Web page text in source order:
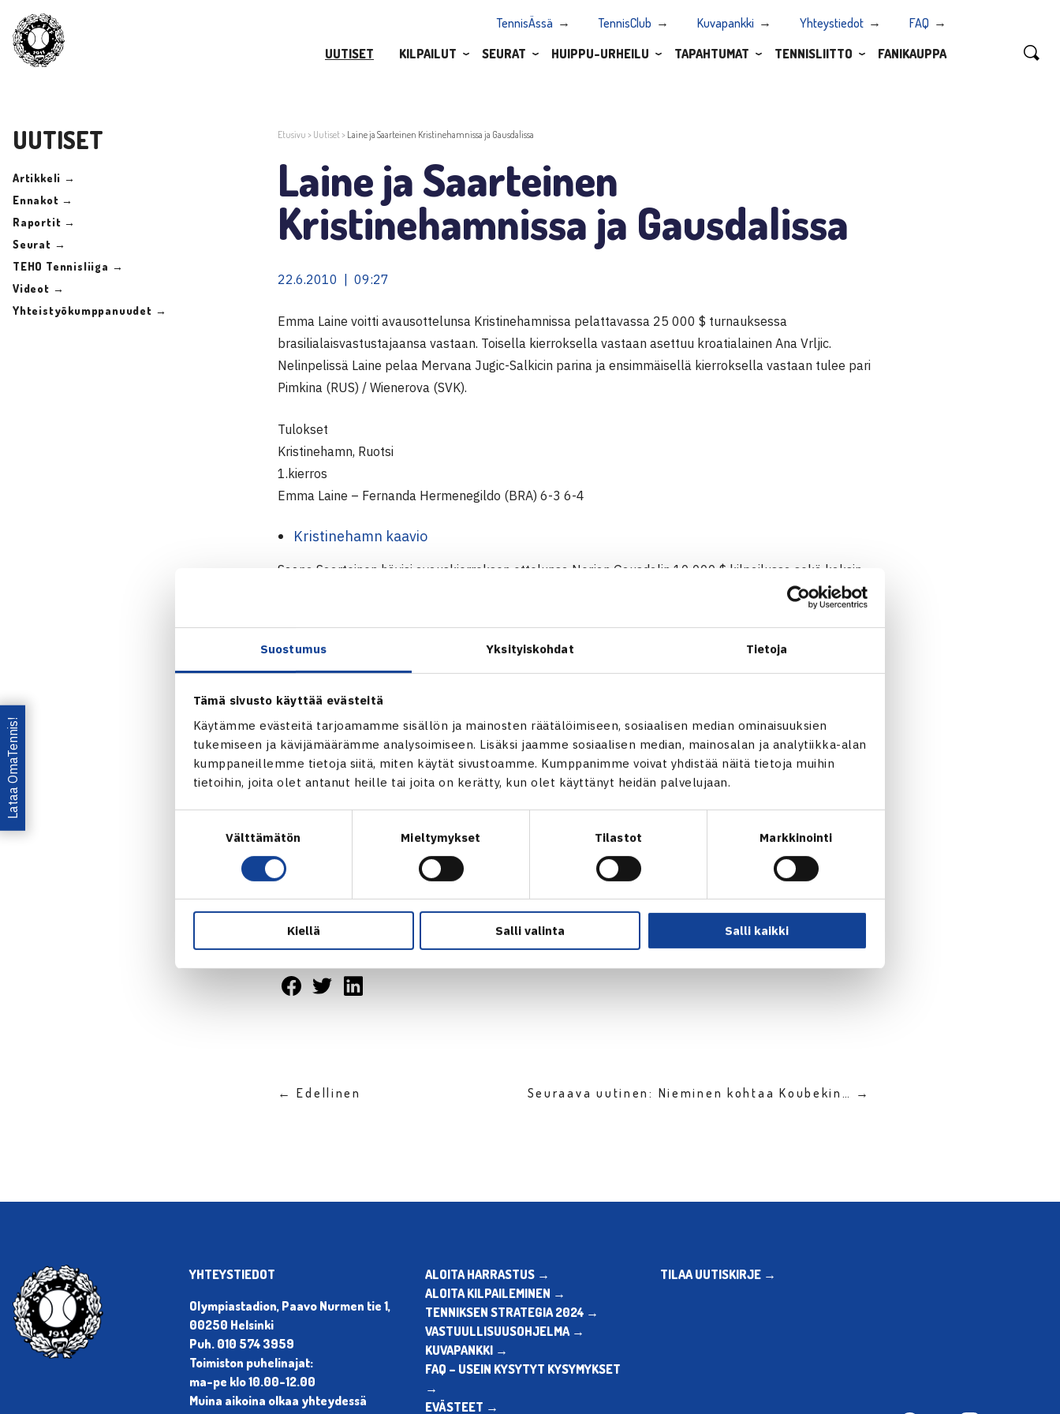
Suostumus Yksityiskohdat Tietoja
Tämä sivusto käyttää evästeitä
Käytämme evästeitä tarjoamamme sisällön ja mainosten räätälöimiseen, sosiaalisen median ominaisuuksien
tukemiseen ja kävijämäärämme analysoimiseen. Lisäksi jaamme sosiaalisen median, mainosalan ja analytiikka-alan
kumppaneillemme tietoja siitä, miten käytät sivustoamme. Kumppanimme voivat yhdistää näitä tietoja muihin
tietoihin, joita olet antanut heille tai joita on kerätty, kun olet käyttänyt heidän palvelujaan.
Välttämätön Mieltymykset Tilastot Markkinointi
Kiellä Salli valinta Salli kaikki
TennisÄssä TennisClub Kuvapankki Yhteystiedot
FAQ
UUTISET
KILPAILUT SEURAT HUIPPU-URHEILU TAPAHTUMAT TENNISLIITTO FANIKAUPPA
UUTISET
Artikkeli →
Ennakot →
Raportit →
Seurat →
TEHO Tennisliiga →
Videot →
Yhteistyökumppanuudet →
Etusivu > Uutiset> Laine ja Saarteinen Kristinehamnissa ja Gausdalissa
Laine ja Saarteinen
Kristinehamnissa ja Gausdalissa
22.6.2010 | 09:27
Emma Laine voitti avausottelunsa Kristinehamnissa pelattavassa 25 000 $ turnauksessa
brasilialaisvastustajaansa vastaan. Toisella kierroksella vastaan asettuu kroatialainen Ana Vrljic.
Nelinpelissä Laine pelaa Mervana Jugic-Salkicin parina ja ensimmäisellä kierroksella vastaan tulee pari
Pimkina (RUS) / Wienerova (SVK).
Tulokset
Kristinehamn, Ruotsi
1.kierros
Emma Laine – Fernanda Hermenegildo (BRA) 6-3 6-4
Kristinehamn kaavio
Saana Saarteinen hävisi avauskierroksen ottelunsa Norjan Gausdalin 10 000 $ kilpailussa sekä kaksin-
Tulokset
Gausdal, Norja
2-peli, 1.kierros
Emma Flood (NOR) – Saana Saarteinen 6-2 6-0
Birioukova (USA) / Steinherr (GER) – Saarteinen / Unden (SWE) 6-4 6-3
Gausdal kaavio
← Edellinen Seuraava uutinen: Nieminen kohtaa Koubekin… →
Lataa OmaTennis!
YHTEYSTIEDOT
Olympiastadion, Paavo Nurmen tie 1,
00250 Helsinki
Puh. 010 574 3959
Toimiston puhelinajat:
ma-pe klo 10.00-12.00
Muina aikoina olkaa yhteydessä
ALOITA HARRASTUS →
ALOITA KILPAILEMINEN →
TENNIKSEN STRATEGIA 2024 →
VASTUULLISUUSOHJELMA →
KUVAPANKKI →
FAQ – USEIN KYSYTYT KYSYMYKSET
→
EVÄSTEET →
TILAA UUTISKIRJE →